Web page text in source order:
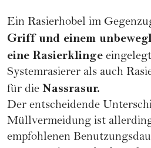
Ein Rasierhobel im
Griff und einem
eine Rasierklinge
Systemrasierer als auch
für die Nassrasur.
Der entscheidende
Müllvermeidung ist
empfohlenen